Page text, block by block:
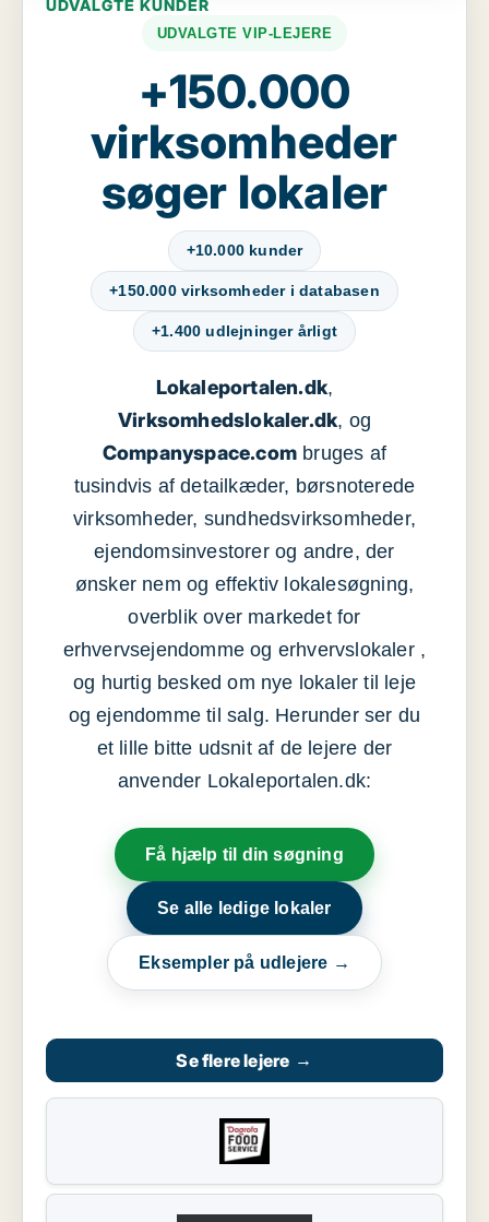
UDVALGTE KUNDER
UDVALGTE VIP-LEJERE
+150.000
virksomheder
søger lokaler
+10.000 kunder
+150.000 virksomheder i databasen
+1.400 udlejninger årligt
Lokaleportalen.dk,
Virksomhedslokaler.dk, og
Companyspace.com bruges af
tusindvis af detailkæder, børsnoterede
virksomheder, sundhedsvirksomheder,
ejendomsinvestorer og andre, der
ønsker nem og effektiv lokalesøgning,
overblik over markedet for
erhvervsejendomme og erhvervslokaler ,
og hurtig besked om nye lokaler til leje
og ejendomme til salg. Herunder ser du
et lille bitte udsnit af de lejere der
anvender Lokaleportalen.dk:
Få hjælp til din søgning
Se alle ledige lokaler
Eksempler på udlejere →
Se flere lejere →